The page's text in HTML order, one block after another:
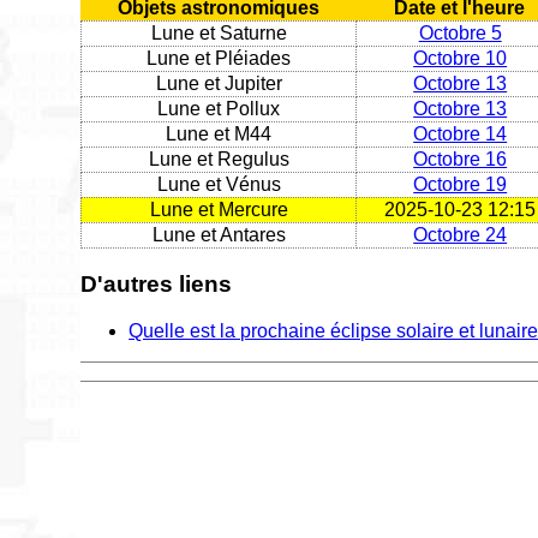
Objets astronomiques
Date et l'heure
Lune et Saturne
Octobre 5
Lune et Pléiades
Octobre 10
Lune et Jupiter
Octobre 13
Lune et Pollux
Octobre 13
Lune et M44
Octobre 14
Lune et Regulus
Octobre 16
Lune et Vénus
Octobre 19
Lune et Mercure
2025-10-23 12:15
Lune et Antares
Octobre 24
D'autres liens
Quelle est la prochaine éclipse solaire et